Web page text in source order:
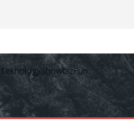
TeknologjiShowbizFun